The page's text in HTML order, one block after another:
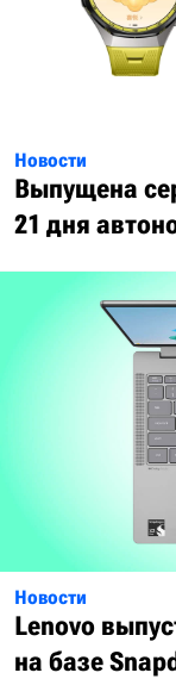
Новости
Выпущена
21 дня
Новости
Lenovo
на базе